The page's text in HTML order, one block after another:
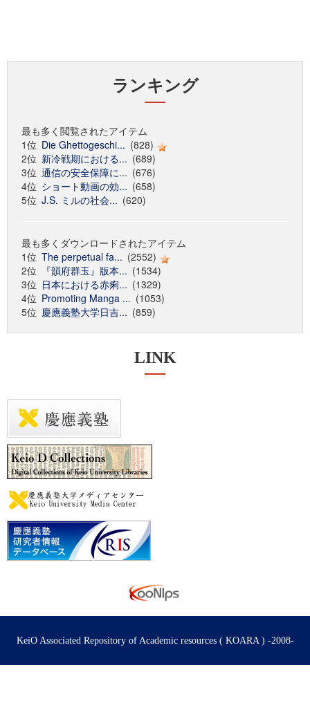
ランキング
最も多く閲覧されたアイテム
1位 Die Ghettogeschi... (828)
2位 新冷戦期における... (689)
3位 通信の安全保障に... (676)
4位 ショート動画の効... (658)
5位 J.S. ミルの社会... (620)
最も多くダウンロードされたアイテム
1位 The perpetual fa... (2552)
2位
『韻府群玉』版本... (1534)
3位 日本における赤痢... (1329)
4位 Promoting Manga ... (1053)
5位 慶應義塾大学日吉... (859)
LINK
KeiO Associated Repository of Academic resources ( KOARA ) -2008-